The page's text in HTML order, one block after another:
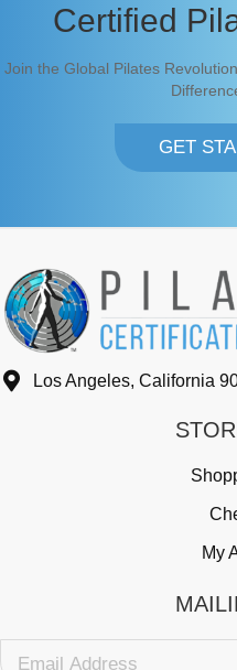
Certified
Join the Global Pilates
GET
Los Angeles, California
My